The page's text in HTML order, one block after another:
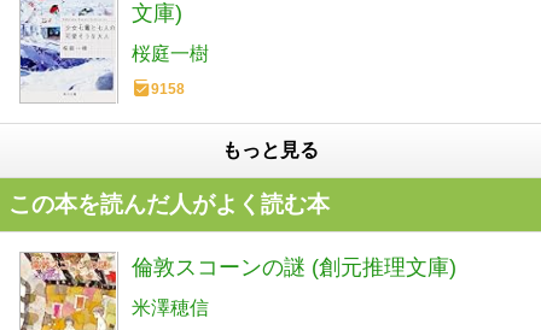
文庫)
桜庭一樹
9158
もっと見る
この本を読んだ人がよく読む本
倫敦スコーンの謎 (創元推理文庫)
米澤穂信